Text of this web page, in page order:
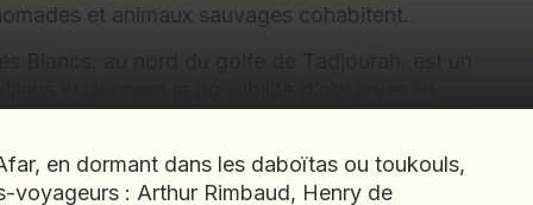
et animaux sauvages cohabitent.
en dormant dans les daboïtas ou toukouls,
voyageurs : Arthur Rimbaud, Henry de